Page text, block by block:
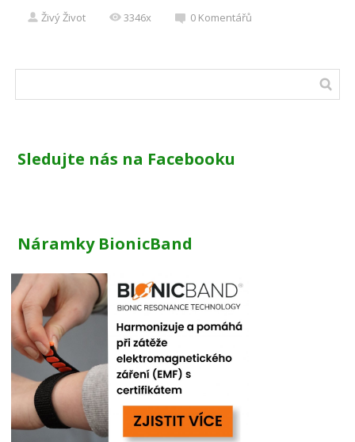
Živý Život 3346x 0 Komentářů
Sledujte nás na Facebooku
Náramky BionicBand